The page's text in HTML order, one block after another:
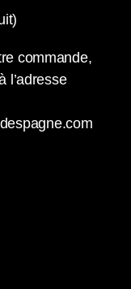
commande,
l’adresse